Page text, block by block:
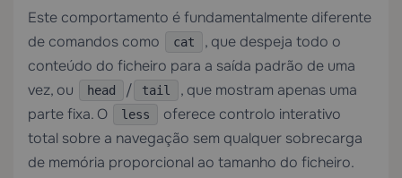
Este comportamento é fundamentalmente diferente
de comandos como
cat
, que despeja todo o
conteúdo do ficheiro para a saída padrão de uma
vez, ou
head / tail
, que mostram apenas uma
parte fixa. O
less
oferece controlo interativo
total sobre a navegação sem qualquer sobrecarga
de memória proporcional ao tamanho do ficheiro.